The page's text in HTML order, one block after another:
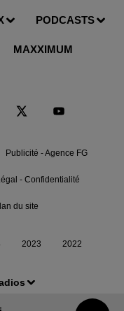
PODCASTS
MAXXIMUM
Publicité - Agence FG
- Confidentialité
du site
2023 2022